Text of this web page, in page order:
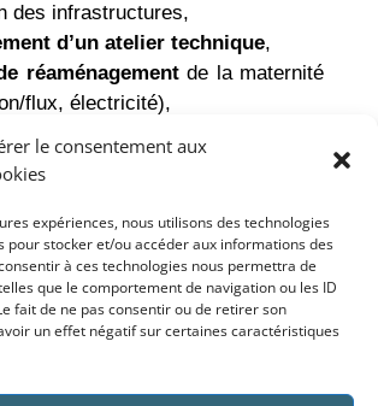
le consentement aux
expériences, nous utilisons des technologies
pour stocker et/ou accéder aux informations des
à ces technologies nous permettra de
que le comportement de navigation ou les ID
fait de ne pas consentir ou de retirer son
un effet négatif sur certaines caractéristiques
des infrastructures,
d’un atelier technique,
réaménagementde la maternité
flux, électricité),
de la maternité
utilisateur et du responsable
réfection des
extérieurs de l’hôpital,
à l’améliorationde
des soins et des techniques de